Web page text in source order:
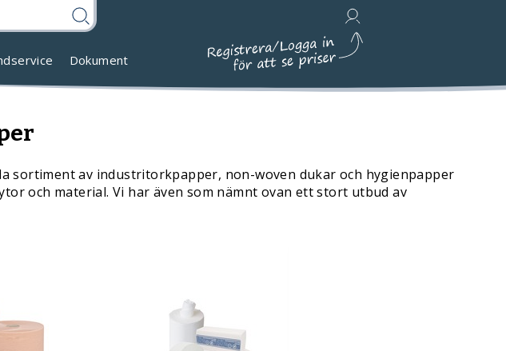
Dokument
av industritorkpapper, non-woven dukar och hygienpapper
och material. Vi har även som nämnt ovan ett stort utbud av